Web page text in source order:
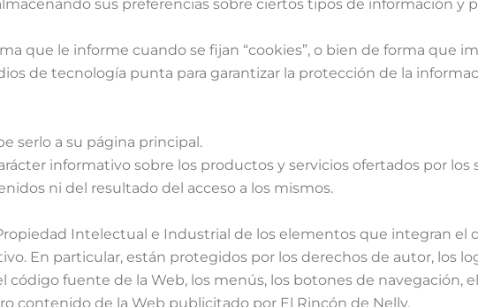
sus preferencias sobre ciertos tipos de información y
que le informe cuando se fijan “cookies”, o bien de forma que
de tecnología punta para garantizar la protección de la
serlo a su página principal.
informativo sobre los productos y servicios ofertados por los
ni del resultado del acceso a los mismos.
Intelectual e Industrial de los elementos que integran el
En particular, están protegidos por los derechos de autor, los
código fuente de la Web, los menús, los botones de navegación,
contenido de la Web publicitado por El Rincón de Nelly.